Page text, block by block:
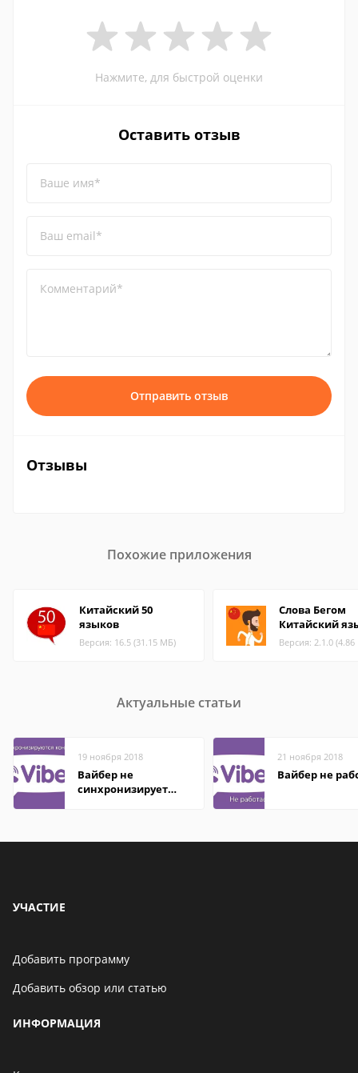
Нажмите, для быстрой оценки
Оставить отзыв
Ваше имя*
Ваш email*
Комментарий*
Отправить отзыв
Отзывы
Похожие приложения
Китайский 50
языков
Версия: 16.5 (31.15 МБ)
Слова Бегом
Китайский
Версия: 2.1.0
Актуальные статьи
19 ноября 2018
Вайбер не
синхронизирует
21 ноября 2018
Вайбер не
УЧАСТИЕ
Добавить программу
Добавить обзор или статью
ИНФОРМАЦИЯ